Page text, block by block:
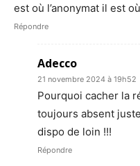
est où l’anonymat il est
Répondre
Adecco
21 novembre 2024 à 19h52
Pourquoi cacher la
toujours absent
dispo de loin !!!
Répondre